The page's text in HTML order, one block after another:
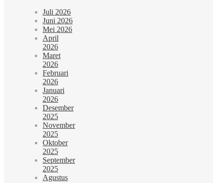
Juli 2026
Juni 2026
Mei 2026
April
2026
Maret
2026
Februari
2026
Januari
2026
Desember
2025
November
2025
Oktober
2025
September
2025
Agustus